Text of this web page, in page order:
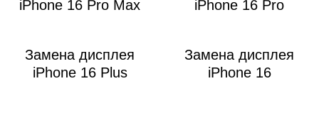
iPhone 16 Pro Max
iPhone 16 Pro
Замена дисплея
iPhone 16 Plus
Замена дисплея
iPhone 16